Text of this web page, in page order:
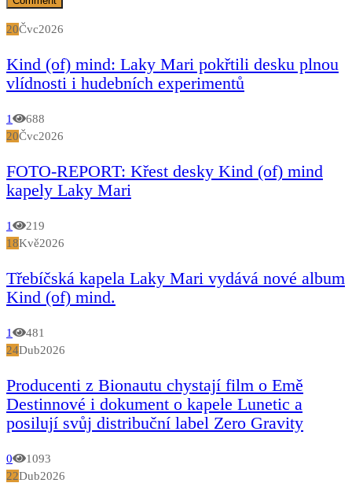
20Čvc2026
Kind (of) mind: Laky Mari pokřtili desku plnou
vlídnosti i hudebních experimentů
1
688
20Čvc2026
FOTO-REPORT: Křest desky Kind (of) mind
kapely Laky Mari
1
219
18Kvě2026
Třebíčská kapela Laky Mari vydává nové album
Kind (of) mind.
1
481
24Dub2026
Producenti z Bionautu chystají film o Emě
Destinnové i dokument o kapele Lunetic a
posilují svůj distribuční label Zero Gravity
0
1093
22Dub2026